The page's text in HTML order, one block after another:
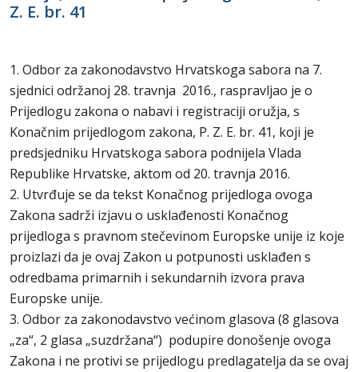
Z. E. br. 41
1. Odbor za zakonodavstvo Hrvatskoga sabora na 7.
sjednici održanoj 28. travnja 2016., raspravljao je o
Prijedlogu zakona o nabavi i registraciji oružja, s
Konačnim prijedlogom zakona, P. Z. E. br. 41, koji je
predsjedniku Hrvatskoga sabora podnijela Vlada
Republike Hrvatske, aktom od 20. travnja 2016.
2. Utvrđuje se da tekst Konačnog prijedloga ovoga
Zakona sadrži izjavu o usklađenosti Konačnog
prijedloga s pravnom stečevinom Europske unije iz koje
proizlazi da je ovaj Zakon u potpunosti usklađen s
odredbama primarnih i sekundarnih izvora prava
Europske unije.
3. Odbor za zakonodavstvo većinom glasova (8 glasova
„za“, 2 glasa „suzdržana“) podupire donošenje ovoga
Zakona i ne protivi se prijedlogu predlagatelja da se ovaj